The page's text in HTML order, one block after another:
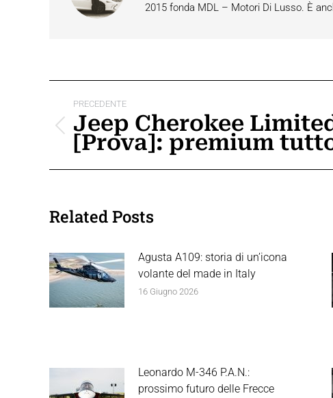
2015 fonda MDL – Motori Di Lusso. È
tra
post
PRECEDENTE
Post
precedente:
Jeep Cherokee
[Prova]: premium
Related Posts
Agusta A109: storia di un’icona
volante del made in Italy
16 Giugno 2026
Leonardo M-346 P.A.N.:
prossimo futuro delle Frecce